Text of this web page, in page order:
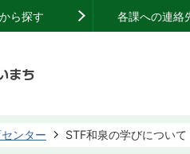
ら探す 各課への連絡
ンター STF和泉の学びについて